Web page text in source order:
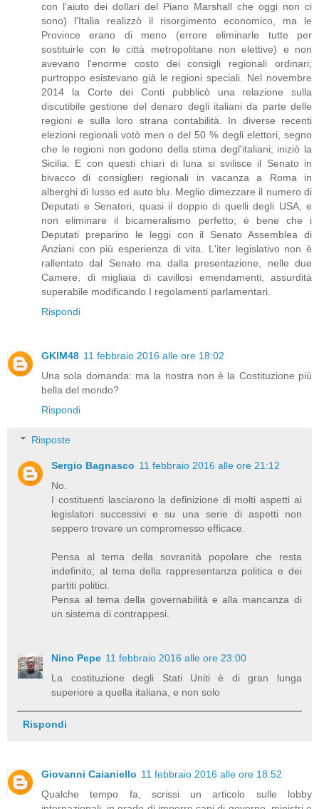
con l'aiuto dei dollari del Piano Marshall che oggi non ci
sono) l'Italia realizzò il risorgimento economico, ma le
Province erano di meno (errore eliminarle tutte per
sostituirle con le città metropolitane non elettive) e non
avevano l'enorme costo dei consigli regionali ordinari;
purtroppo esistevano già le regioni speciali. Nel novembre
2014 la Corte dei Conti pubblicò una relazione sulla
discutibile gestione del denaro degli italiani da parte delle
regioni e sulla loro strana contabilità. In diverse recenti
elezioni regionali votò men o del 50 % degli elettori, segno
che le regioni non godono della stima degl'italiani; iniziò la
Sicilia. E con questi chiari di luna si svilisce il Senato in
bivacco di consiglieri regionali in vacanza a Roma in
alberghi di lusso ed auto blu. Meglio dimezzare il numero di
Deputati e Senatori, quasi il doppio di quelli degli USA, e
non eliminare il bicameralismo perfetto; è bene che i
Deputati preparino le leggi con il Senato Assemblea di
Anziani con più esperienza di vita. L'iter legislativo non è
rallentato dal Senato ma dalla presentazione, nelle due
Camere, di migliaia di cavillosi emendamenti, assurdità
superabile modificando I regolamenti parlamentari.
Rispondi
GKIM48 11 febbraio 2016 alle ore 18:02
Una sola domanda: ma la nostra non è la Costituzione più
bella del mondo?
Rispondi
Risposte
Sergio Bagnasco 11 febbraio 2016 alle ore 21:12
No.
I costituenti lasciarono la definizione di molti aspetti ai
legislatori successivi e su una serie di aspetti non
seppero trovare un compromesso efficace.
Pensa al tema della sovranità popolare che resta
indefinito; al tema della rappresentanza politica e dei
partiti politici.
Pensa al tema della governabilità e alla mancanza di
un sistema di contrappesi.
Nino Pepe 11 febbraio 2016 alle ore 23:00
La costituzione degli Stati Uniti è di gran lunga
superiore a quella italiana, e non solo
Rispondi
Giovanni Caianiello 11 febbraio 2016 alle ore 18:52
Qualche tempo fa, scrissi un articolo sulle lobby